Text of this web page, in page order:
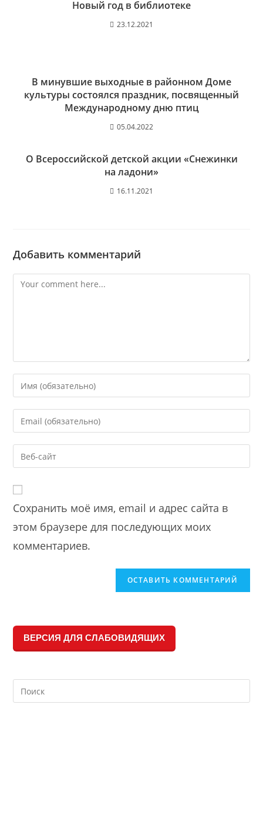
Новый год в библиотеке
23.12.2021
В минувшие выходные в районном Доме
культуры состоялся праздник, посвященный
Международному дню птиц
05.04.2022
О Всероссийской детской акции «Снежинки
на ладони»
16.11.2021
Добавить комментарий
Comment
Enter
your
name
comment
Enter
your
email
address
comment
Enter
your
URL
(optional)
Сохранить моё имя, email и адрес сайта в
этом браузере для последующих моих
комментариев.
ВЕРСИЯ ДЛЯ СЛАБОВИДЯЩИХ
Search
this